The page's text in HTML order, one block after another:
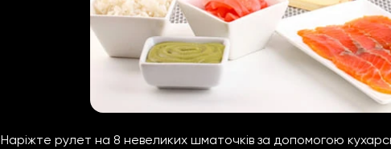
Наріжте рулет на 8 невеликих шматочків за допомогою